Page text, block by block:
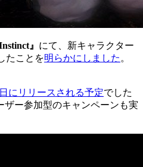
』 にて、新キャラクター
たことを明らかにしました 。
にリリースされる予定でした
ザー参加型のキャンペーンも実